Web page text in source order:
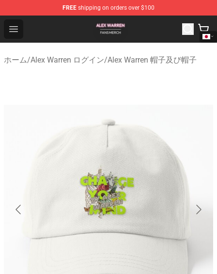
FREE shipping on orders over $100
Open menu
Alex Warren Shop - Official Alex Warren Merchandise
ホーム/Alex Warren ログイン/Alex Warren 帽子及び帽子